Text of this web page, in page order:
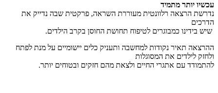
עכשיו יותר מתמיד
נדרשת הרצאה רלוונטית מעוררת השראה, פרקטית שבה נדייק את
הדרכים
שיש בידינו כמבוגרים לטיפוח תחושת החוסן בקרב הילדים.
ההרצאה תאיר נקודות למחשבה ותעניק כלים יישומיים על מנת לפתח
ולחזק לילדים את המסוגלות
להתמודד עם אתגרי החיים ולצאת מהם חזקים ובטוחים יותר.